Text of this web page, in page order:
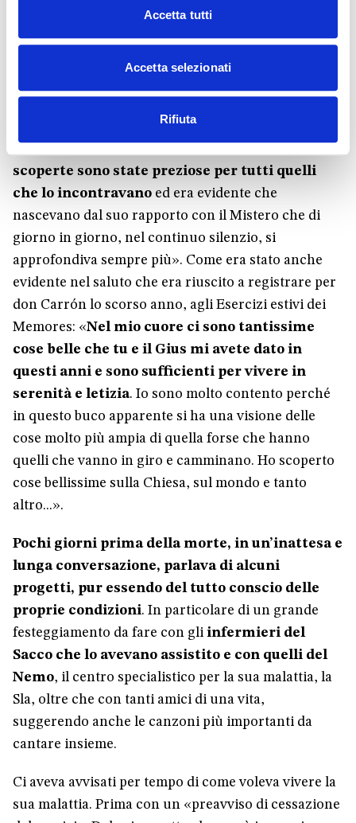
Accetta tutti
Accetta selezionati
Rifiuta
con una valigia al piede ma inatteso per un
equivoco, nel 1978: «Per tutti gli anni vissuti
insieme è sempre stato una presenza significativa e
quando ormai il parlare era per lui diventato
scoperte sono state preziose per tutti quelli
che lo incontravano ed era evidente che
nascevano dal suo rapporto con il Mistero che di
giorno in giorno, nel continuo silenzio, si
approfondiva sempre più». Come era stato anche
evidente nel saluto che era riuscito a registrare per
don Carrón lo scorso anno, agli Esercizi estivi dei
Memores: «Nel mio cuore ci sono tantissime
cose belle che tu e il Gius mi avete dato in
questi anni e sono sufficienti per vivere in
serenità e letizia. Io sono molto contento perché
in questo buco apparente si ha una visione delle
cose molto più ampia di quella forse che hanno
quelli che vanno in giro e camminano. Ho scoperto
cose bellissime sulla Chiesa, sul mondo e tanto
altro...».
Pochi giorni prima della morte, in un’inattesa e
lunga conversazione, parlava di alcuni
progetti, pur essendo del tutto conscio delle
proprie condizioni. In particolare di un grande
festeggiamento da fare con gli infermieri del
Sacco che lo avevano assistito e con quelli del
Nemo, il centro specialistico per la sua malattia, la
Sla, oltre che con tanti amici di una vita,
suggerendo anche le canzoni più importanti da
cantare insieme.
Ci aveva avvisati per tempo di come voleva vivere la
sua malattia. Prima con un «preavviso di cessazione